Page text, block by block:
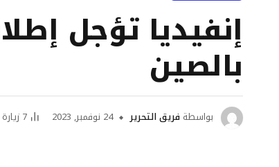
إنفيديا تؤجل
بالصين
بواسطة فريق التحرير 24 نوفمبر, 2023 7 زيارة